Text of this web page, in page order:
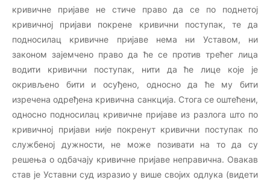
кривичне пријаве не стиче право да се по поднетој
кривичној пријави покрене кривични поступак, те да
подносилац кривичне пријаве нема ни Уставом, ни
законом зајемчено право да ће се против трећег лица
водити кривични поступак, нити да ће лице које је
окривљено бити и осуђено, односно да ће му бити
изречена одређена кривична санкција. Стога се оштећени,
односно подносилац кривичне пријаве из разлога што по
кривичној пријави није покренут кривични поступак по
службеној дужности, не може позивати на то да су
решења о одбачају кривичне пријаве неправична. Овакав
став је Уставни суд изразио у више својих одлука (видети